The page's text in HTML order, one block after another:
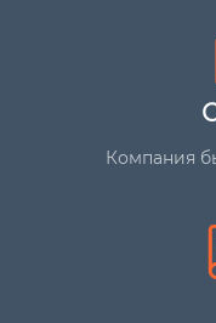
Компания